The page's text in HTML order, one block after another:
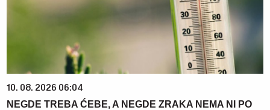
10. 08. 2026 06:04
NEGDE TREBA ĆEBE, A NEGDE ZRAKA NEMA NI PO